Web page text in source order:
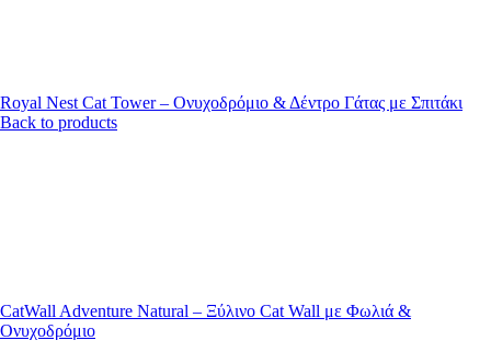
Royal Nest Cat Tower – Ονυχοδρόμιο & Δέντρο Γάτας με Σπιτάκι
Back to products
CatWall Adventure Natural – Ξύλινο Cat Wall με Φωλιά &
Ονυχοδρόμιο